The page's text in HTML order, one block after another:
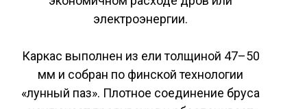
электроэнергии.
Каркас выполнен из ели толщиной 47–50
мм и собран по финской технологии
«лунный паз». Плотное соединение бруса